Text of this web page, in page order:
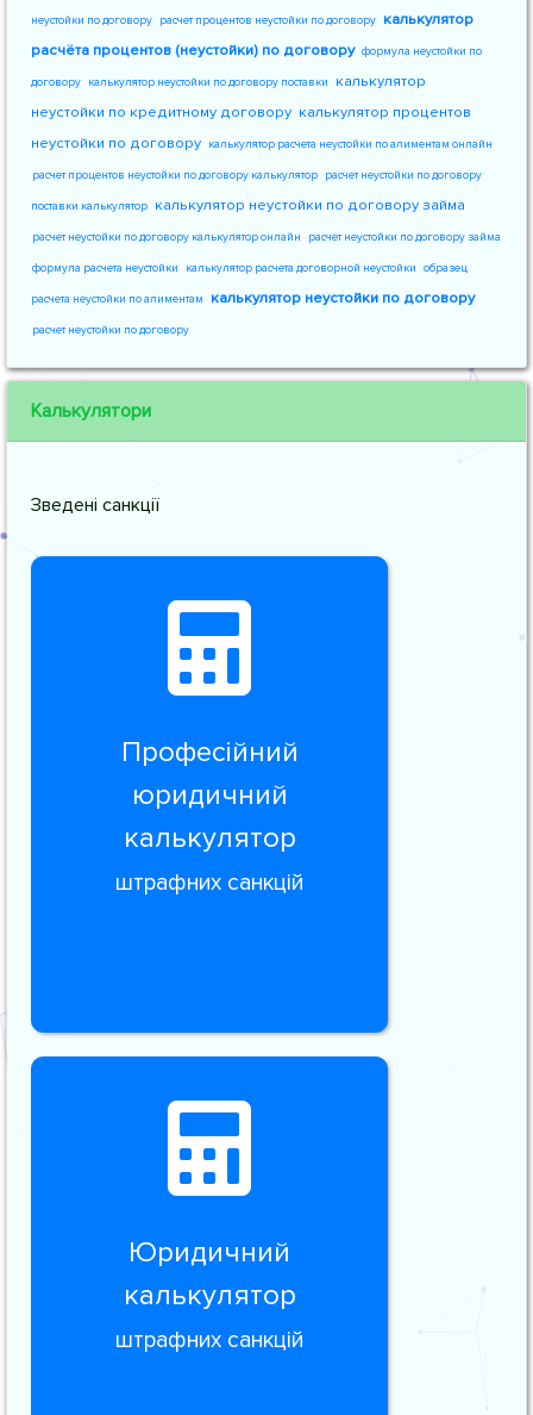
неустойки по договору расчет процентов неустойки по договору калькулятор
расчёта процентов (неустойки) по договору формула неустойки по
договору калькулятор неустойки по договору поставки
калькулятор
неустойки по кредитному договору калькулятор процентов
неустойки по договору калькулятор расчета неустойки по алиментам онлайн
расчет процентов неустойки по договору калькулятор расчет неустойки по договору
поставки калькулятор калькулятор неустойки по договору займа
расчет неустойки по договору калькулятор онлайн расчет неустойки по договору займа
формула расчета неустойки калькулятор расчета договорной неустойки образец
расчета неустойки по алиментам калькулятор неустойки по договору
расчет неустойки по договору
Калькулятори
Зведені санкції
Професійний
юридичний
калькулятор
штрафних санкцій
Юридичний
калькулятор
штрафних санкцій